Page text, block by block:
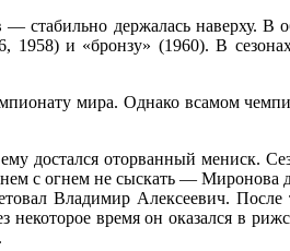
стабильно держалась наверху.
1958) и «бронзу» (1960). В
мира. Однако всамом
достался оторванный мениск.
с огнем не сыскать — Миронова
Владимир Алексеевич.
время он оказался в